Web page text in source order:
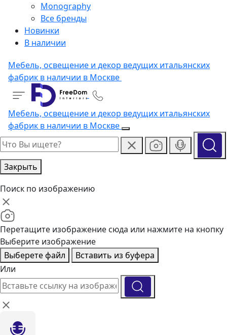
Monography
Все бренды
Новинки
В наличии
Мебель, освещение и декор ведущих итальянских
фабрик в наличии в Москве
Мебель, освещение и декор ведущих итальянских
фабрик в наличии в Москве
Закрыть
Поиск по изображению
Перетащите изображение сюда или нажмите на кнопку
Выберите изображение
Выберете файл
Вставить из буфера
Или